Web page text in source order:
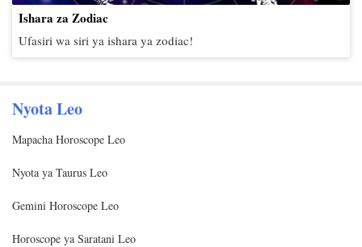
Ishara za Zodiac
Ufasiri wa siri ya ishara ya zodiac!
Nyota Leo
Mapacha Horoscope Leo
Nyota ya Taurus Leo
Gemini Horoscope Leo
Horoscope ya Saratani Leo